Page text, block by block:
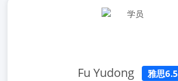
Fu Yudong 雅思6.5